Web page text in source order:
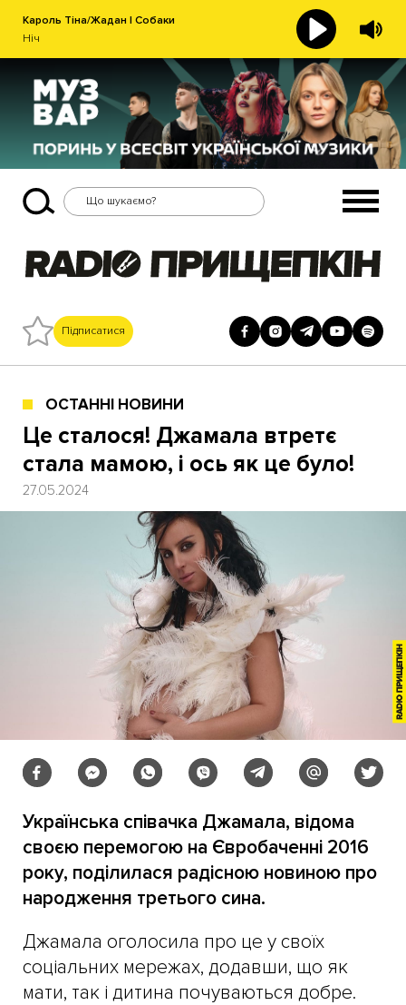
Кароль Тіна/Жадан І Собаки
Ніч
Підписатися
ОСТАННІ НОВИНИ
Це сталося! Джамала втретє
стала мамою, і ось як це було!
27.05.2024
Українська співачка Джамала, відома
своєю перемогою на Євробаченні 2016
року, поділилася радісною новиною про
народження третього сина.
Джамала оголосила про це у своїх
соціальних мережах, додавши, що як
мати, так і дитина почуваються добре.